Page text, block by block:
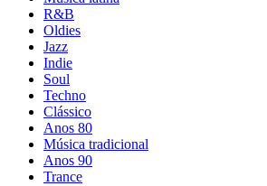
R&B
Oldies
Jazz
Indie
Soul
Techno
Clássico
Anos 80
Música tradicional
Anos 90
Trance